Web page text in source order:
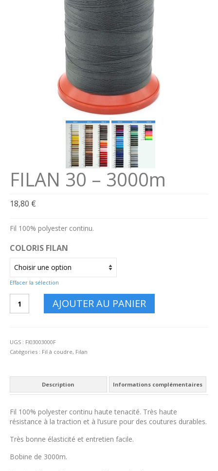
FILAN 30 – 3000m
18,80 €
Fil 100% polyester continu.
COLORIS FILAN
Effacer la sélection
3000m
AJOUTER AU PANIER
UGS : FI03003000F
Catégories : Fil à coudre, Filan
Description Informations complémentaires
Fil 100% polyester continu haute tenacité. Très haute
résistance à la traction et à l’usure pour des coutures durables.
Très bonne élasticité et entretien facile.
Bobine de 3000m.